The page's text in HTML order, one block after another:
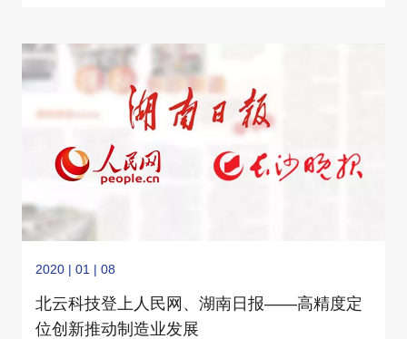
2020 | 01 | 08
北云科技登上人民网、湖南日报——高精度定
位创新推动制造业发展